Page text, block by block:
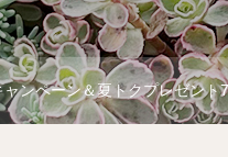
ャンペーン＆夏トクプレゼント